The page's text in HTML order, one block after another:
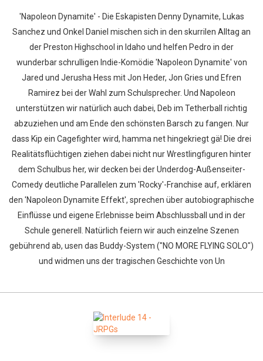
'Napoleon Dynamite' - Die Eskapisten Denny Dynamite, Lukas
Sanchez und Onkel Daniel mischen sich in den skurrilen Alltag an
der Preston Highschool in Idaho und helfen Pedro in der
wunderbar schrulligen Indie-Komödie 'Napoleon Dynamite' von
Jared und Jerusha Hess mit Jon Heder, Jon Gries und Efren
Ramirez bei der Wahl zum Schulsprecher. Und Napoleon
unterstützen wir natürlich auch dabei, Deb im Tetherball richtig
abzuziehen und am Ende den schönsten Barsch zu fangen. Nur
dass Kip ein Cagefighter wird, hamma net hingekriegt gä! Die drei
Realitätsflüchtigen ziehen dabei nicht nur Wrestlingfiguren hinter
dem Schulbus her, wir decken bei der Underdog-Außenseiter-
Comedy deutliche Parallelen zum 'Rocky'-Franchise auf, erklären
den 'Napoleon Dynamite Effekt', sprechen über autobiographische
Einflüsse und eigene Erlebnisse beim Abschlussball und in der
Schule generell. Natürlich feiern wir auch einzelne Szenen
gebührend ab, usen das Buddy-System ("NO MORE FLYING SOLO")
und widmen uns der tragischen Geschichte von Un